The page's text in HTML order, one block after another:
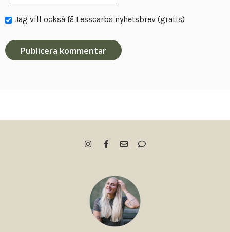
Jag vill också få Lesscarbs nyhetsbrev (gratis)